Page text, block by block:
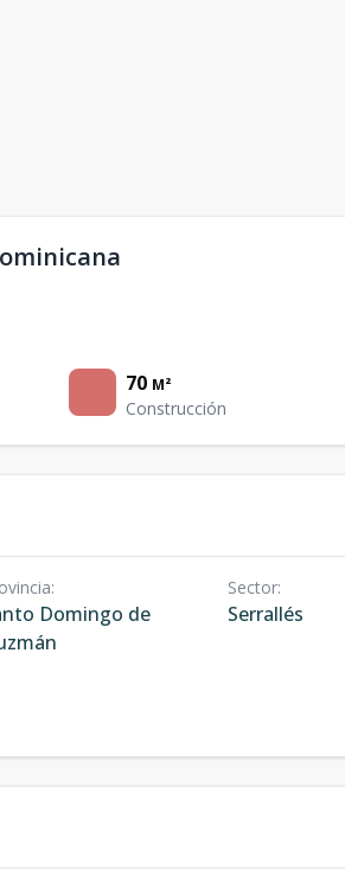
70 M²
Construcción
:
Domingo de
Sector:
Serrallés